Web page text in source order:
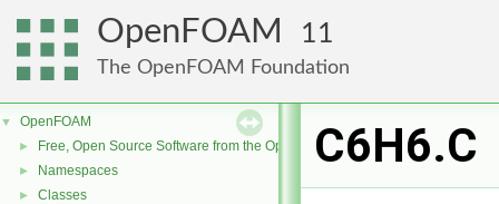
OpenFOAM 11
The OpenFOAM Foundation
▼ OpenFOAM
► Free, Open Source Software from the OpenFOAM Foundation
► Namespaces
► Classes
C6H6.C